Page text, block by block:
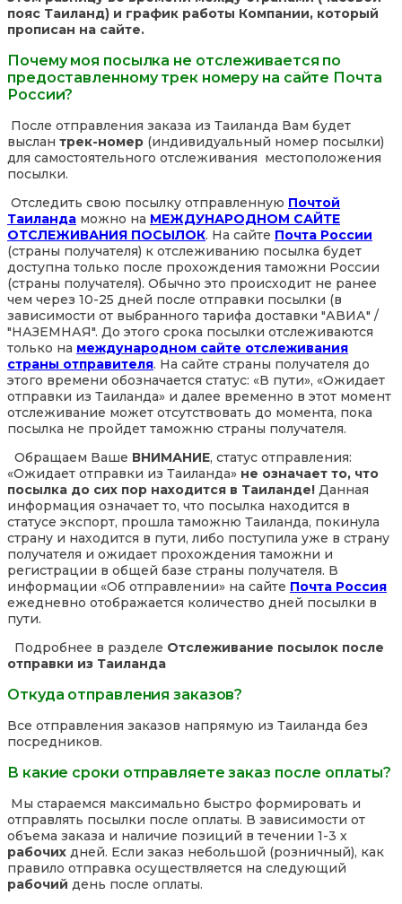
пояс Таиланд) и график работы Компании, который
прописан на сайте.
Почему моя посылка не отслеживается по
предоставленному трек номеру на сайте Почта
России?
После отправления заказа из Таиланда Вам будет
выслан трек-номер (индивидуальный номер посылки)
для самостоятельного отслеживания местоположения
посылки.
Отследить свою посылку отправленную Почтой
Таиланда можно на МЕЖДУНАРОДНОМ САЙТЕ
ОТСЛЕЖИВАНИЯ ПОСЫЛОК. На сайте Почта России
(страны получателя) к отслеживанию посылка будет
доступна только после прохождения таможни России
(страны получателя). Обычно это происходит не ранее
чем через 10-25 дней после отправки посылки (в
зависимости от выбранного тарифа доставки "АВИА" /
"НАЗЕМНАЯ". До этого срока посылки отслеживаются
только на международном сайте отслеживания
страны отправителя. На сайте страны получателя до
этого времени обозначается статус: «В пути», «Ожидает
отправки из Таиланда» и далее временно в этот момент
отслеживание может отсутствовать до момента, пока
посылка не пройдет таможню страны получателя.
Обращаем Ваше ВНИМАНИЕ, статус отправления:
«Ожидает отправки из Таиланда» не означает то, что
посылка до сих пор находится в Таиланде! Данная
информация означает то, что посылка находится в
статусе экспорт, прошла таможню Таиланда, покинула
страну и находится в пути, либо поступила уже в страну
получателя и ожидает прохождения таможни и
регистрации в общей базе страны получателя. В
информации «Об отправлении» на сайте Почта Россия
ежедневно отображается количество дней посылки в
пути.
Подробнее в разделе Отслеживание посылок после
отправки из Таиланда
Откуда отправления заказов?
Все отправления заказов напрямую из Таиланда без
посредников.
В какие сроки отправляете заказ после оплаты?
Мы стараемся максимально быстро формировать и
отправлять посылки после оплаты. В зависимости от
объема заказа и наличие позиций в течении 1-3 х
рабочих дней. Если заказ небольшой (розничный), как
правило отправка осуществляется на следующий
рабочий день после оплаты.